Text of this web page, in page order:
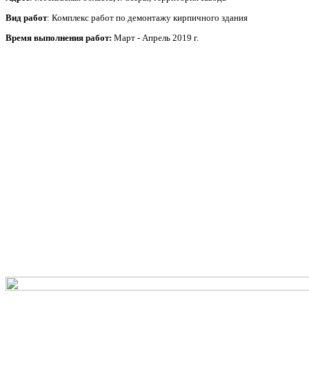
Вид работ: Комплекс работ по демонтажу кирпичного здания
Время выполнения работ: Март - Апрель 2019 г.